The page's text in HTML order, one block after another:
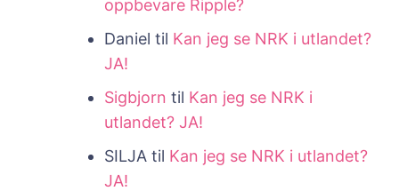
oppbevare Ripple?
Daniel til Kan jeg se NRK i utlandet?
JA!
Sigbjorn til Kan jeg se NRK i
utlandet? JA!
SILJA til Kan jeg se NRK i utlandet?
JA!